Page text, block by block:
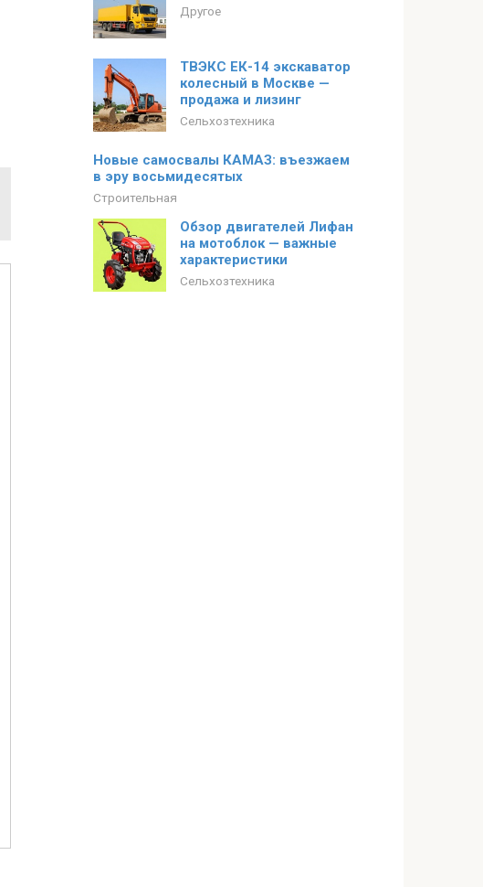
Другое
ТВЭКС ЕК-14 экскаватор
колесный в Москве —
продажа и лизинг
Сельхозтехника
Новые самосвалы КАМАЗ: въезжаем
в эру восьмидесятых
Строительная
Обзор двигателей Лифан
на мотоблок — важные
характеристики
Сельхозтехника